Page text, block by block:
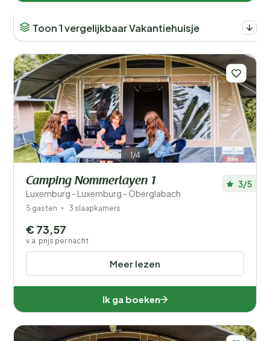
Toon 1 vergelijkbaar Vakantiehuisje
1/4
Camping Nommerlayen 1
Luxemburg - Luxemburg - Oberglabach
3/5
5 gasten 3 slaapkamers
Meer lezen
€ 73,57
v.a. prijs per nacht
Ik ga boeken